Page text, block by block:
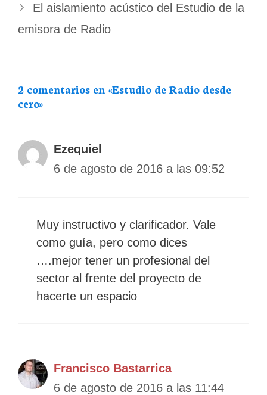
El aislamiento acústico del Estudio de la
emisora de Radio
2 comentarios en «Estudio de Radio desde
cero»
Ezequiel
6 de agosto de 2016 a las 09:52
Muy instructivo y clarificador. Vale
como guía, pero como dices
….mejor tener un profesional del
sector al frente del proyecto de
hacerte un espacio
Francisco Bastarrica
6 de agosto de 2016 a las 11:44